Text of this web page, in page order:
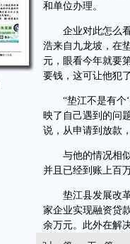
和单位办理。
企业对此怎么看
浩来自九龙坡，在
元，眼看今年就要
要钱，这可让他犯了
“垫江不是有个‘
映了自己遇到的问
说，从申请到放款
与他的情况相似
并且已经到账上百
垫江县发展改革
家企业实现融资贷
余万元。此外在解